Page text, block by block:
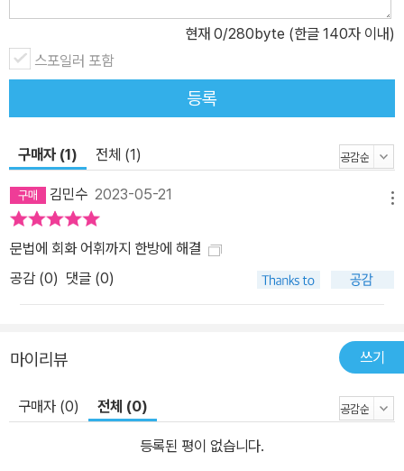
현재 0/280byte (한글 140자 이내)
스포일러 포함
등록
구매자 (1) 전체 (1)
김민수 2023-05-21
문법에 회화 어휘까지 한방에 해결
공감 (0) 댓글 (0)
마이리뷰 쓰기
구매자 (0) 전체 (0)
등록된 평이 없습니다.